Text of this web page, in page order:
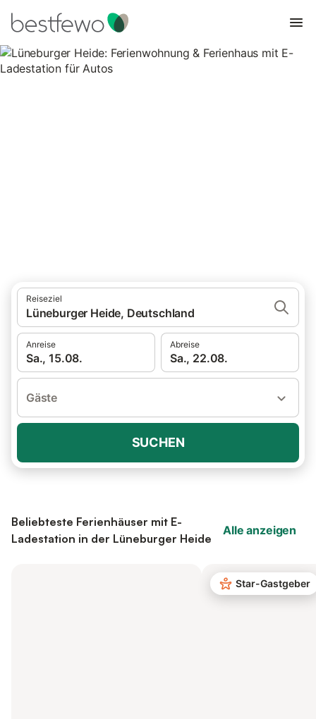
Reiseziel
Lüneburger Heide, Deutschland
Anreise
Sa., 15.08.
Abreise
Sa., 22.08.
Gäste
SUCHEN
Beliebteste Ferienhäuser mit E-
Ladestation in der Lüneburger Heide
Alle anzeigen
Star-Gastgeber